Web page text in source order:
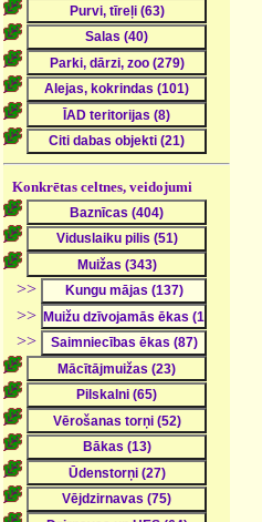
Konkrētas celtnes, veidojumi
>>
>>
>>